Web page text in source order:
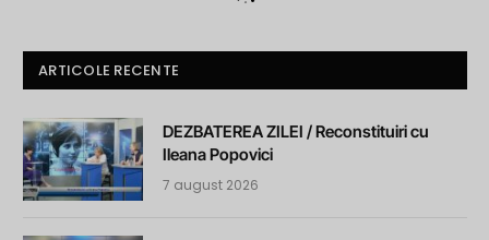
ARTICOLE RECENTE
DEZBATEREA ZILEI / Reconstituiri cu
Ileana Popovici
7 august 2026